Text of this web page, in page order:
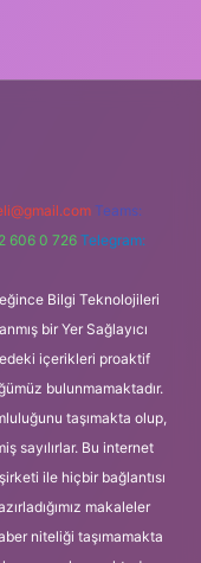
Teams:
606 0 726 Telegram:
Bilgi Teknolojileri
bir Yer Sağlayıcı
içerikleri proaktif
bulunmamaktadır.
taşımakta olup,
sayılırlar. Bu internet
ile hiçbir bağlantısı
makaleler
niteliği taşımamakta